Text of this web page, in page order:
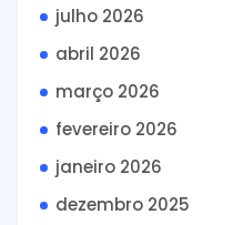
julho 2026
abril 2026
março 2026
fevereiro 2026
janeiro 2026
dezembro 2025